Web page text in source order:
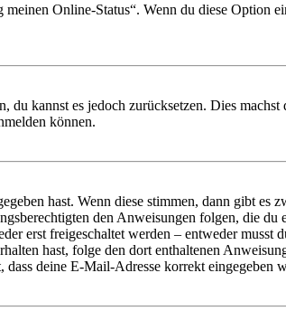
Online-Status“. Wenn du diese Option
kannst es jedoch zurücksetzen. Dies
können.
hast. Wenn diese stimmen, dann gibt es
den Anweisungen folgen, die
erst freigeschaltet werden – entweder musst
hast, folge den dort enthaltenen
deine E-Mail-Adresse korrekt eingegeben